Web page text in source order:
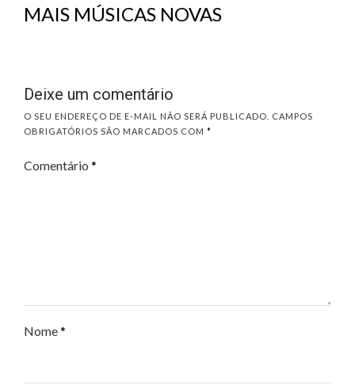
MAIS MÚSICAS NOVAS
Deixe um comentário
O SEU ENDEREÇO DE E-MAIL NÃO SERÁ PUBLICADO.
CAMPOS
OBRIGATÓRIOS SÃO MARCADOS COM *
Comentário *
Nome*